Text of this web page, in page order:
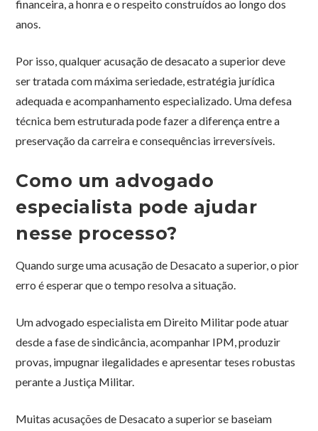
financeira, a honra e o respeito construídos ao longo dos
anos.
Por isso, qualquer acusação de desacato a superior deve
ser tratada com máxima seriedade, estratégia jurídica
adequada e acompanhamento especializado. Uma defesa
técnica bem estruturada pode fazer a diferença entre a
preservação da carreira e consequências irreversíveis.
Como um advogado
especialista pode ajudar
nesse processo?
Quando surge uma acusação de Desacato a superior, o pior
erro é esperar que o tempo resolva a situação.
Um advogado especialista em Direito Militar pode atuar
desde a fase de sindicância, acompanhar IPM, produzir
provas, impugnar ilegalidades e apresentar teses robustas
perante a Justiça Militar.
Muitas acusações de Desacato a superior se baseiam